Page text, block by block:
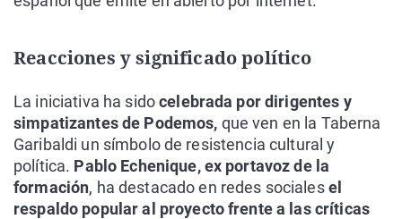
Reacciones y significado político
La iniciativa ha sidocelebrada por dirigentes y
simpatizantes de Podemos, que ven en la Taberna
Garibaldi un símbolo de resistencia cultural y
política. Pablo Echenique, ex portavoz de la
formación, ha destacado en redes socialesel
respaldo popular al proyecto frente a las críticas